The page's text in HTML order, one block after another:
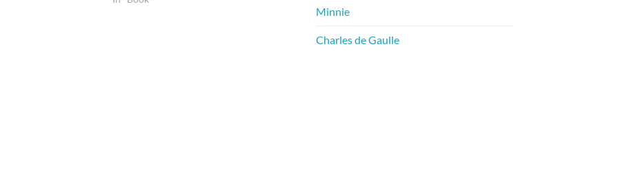
Minnie
Charles de Gaulle